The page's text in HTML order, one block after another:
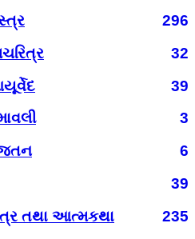
296
32
39
3
જતન
6
39
તથા આત્મકથા
235